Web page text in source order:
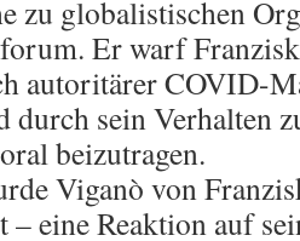
zu globalistischen
Er warf
autoritärer COVID-
durch sein Verhalten
beizutragen.
Viganò von
eine Reaktion auf